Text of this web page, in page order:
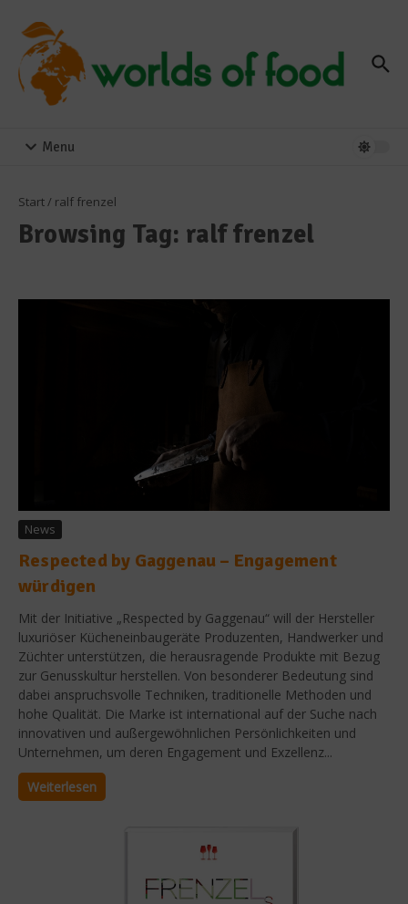
Menu
Start/ ralf frenzel
Browsing Tag: ralf frenzel
News
Respected by Gaggenau – Engagement
würdigen
Mit der Initiative „Respected by Gaggenau“ will der Hersteller
luxuriöser Kücheneinbaugeräte Produzenten, Handwerker und
Züchter unterstützen, die herausragende Produkte mit Bezug
zur Genusskultur herstellen. Von besonderer Bedeutung sind
dabei anspruchsvolle Techniken, traditionelle Methoden und
hohe Qualität. Die Marke ist international auf der Suche nach
innovativen und außergewöhnlichen Persönlichkeiten und
Unternehmen, um deren Engagement und Exzellenz...
Weiterlesen